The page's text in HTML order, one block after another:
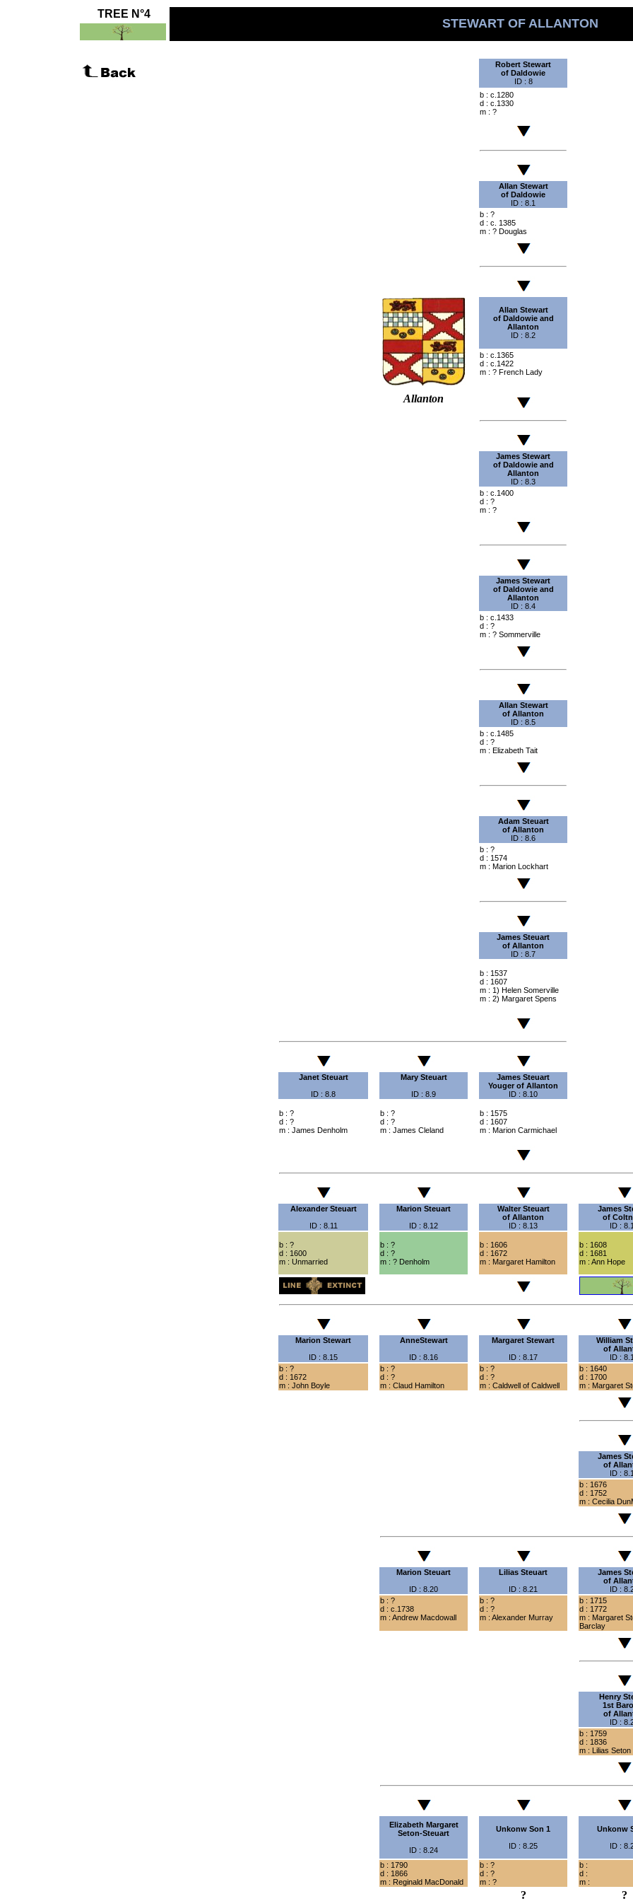
TREE N°4
STEWART OF ALLANTON
Robert Stewart
of Daldowie
ID : 8
b : c.1280
d : c.1330
m : ?
Allan Stewart
of Daldowie
ID : 8.1
b : ?
d : c. 1385
m : ? Douglas
Allan Stewart
of Daldowieand
Allanton
ID : 8.2
b : c.1365
d : c.1422
m : ? French Lady
Allanton
James Stewart
of Daldowieand
Allanton
ID : 8.3
b : c.1400
d : ?
m : ?
James Stewart
of Daldowieand
Allanton
ID : 8.4
b : c.1433
d : ?
m : ? Sommerville
Allan Stewart
of Allanton
ID : 8.5
b : c.1485
d : ?
m : Elizabeth Tait
Adam Steuart
of Allanton
ID : 8.6
b : ?
d : 1574
m : Marion Lockhart
James Steuart
of Allanton
ID : 8.7
b : 1537
d : 1607
m : 1) Helen Somerville
m : 2) Margaret Spens
Janet Steuart
ID : 8.8
Mary Steuart
ID : 8.9
James Steuart
Youger of Allanton
ID : 8.10
b : ?
d : ?
m : James Denholm
b : ?
d : ?
m : James Cleland
b : 1575
d : 1607
m : Marion Carmichael
Alexander Steuart
ID : 8.11
Marion Steuart
ID : 8.12
Walter Steuart
of Allanton
ID : 8.13
James
of
ID :
b : ?
d : 1600
m : Unmarried
b : ?
d : ?
m : ? Denholm
b : 1606
d : 1672
m : Margaret Hamilton
b : 1608
d : 1681
m : Ann Hope
Marion Stewart
ID : 8.15
AnneStewart
ID : 8.16
Margaret Stewart
ID : 8.17
William
of
ID :
b : ?
d : 1672
m : John Boyle
b : ?
d : ?
m : Claud Hamilton
b : ?
d : ?
m : Caldwell of Caldwell
b : 1640
d : 1700
m : Margaret
James
of
ID :
b : 1676
d : 1752
m : Cecilia
Marion Steuart
ID : 8.20
Lilias Steuart
ID : 8.21
James
of
ID :
b : ?
d : c.1738
m : Andrew Macdowall
b : ?
d : ?
m : Alexander Murray
b : 1715
d : 1772
m : Margaret
Barclay
Henry
1st
of
ID :
b : 1759
d : 1836
m : Lilias Seton
Elizabeth Margaret
Seton-Steuart
ID : 8.24
Unkonw Son 1
ID : 8.25
Unkonw
ID :
b : 1790
d : 1866
m : Reginald MacDonald
b : ?
d : ?
m : ?
b :
d :
m :
? ?